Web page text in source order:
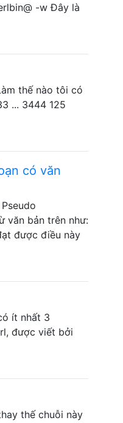
-w Đây là
thế nào tôi có
... 3444 125
có văn
văn bản trên như:
được điều này
ít nhất 3
được viết bởi
thế chuỗi này